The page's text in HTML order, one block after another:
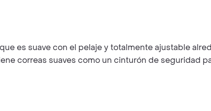
es suave con el pelaje y totalmente ajustable
correas suaves como un cinturón de seguridad